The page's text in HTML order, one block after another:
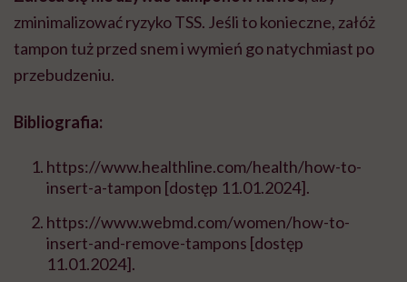
zminimalizować ryzyko TSS. Jeśli to konieczne, załóż
tampon tuż przed snem i wymień go natychmiast po
przebudzeniu.
Bibliografia:
https://www.healthline.com/health/how-to-
insert-a-tampon [dostęp 11.01.2024].
https://www.webmd.com/women/how-to-
insert-and-remove-tampons [dostęp
11.01.2024].